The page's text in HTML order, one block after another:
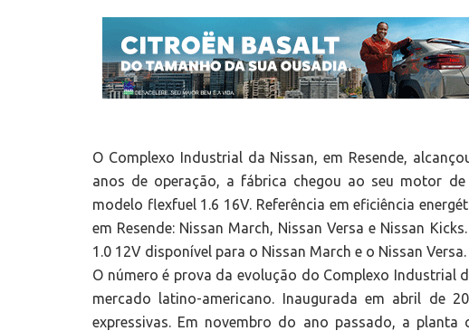
O Complexo Industrial da Nissan, em Resende,
anos de operação, a fábrica chegou ao seu motor
modelo flexfuel 1.6 16V. Referência em eficiência
em Resende: Nissan March, Nissan Versa e Nissan
1.0 12V disponível para o Nissan March e o Nissan Versa.
O número é prova da evolução do Complexo Industrial
mercado latino-americano. Inaugurada em abril de
expressivas. Em novembro do ano passado, a